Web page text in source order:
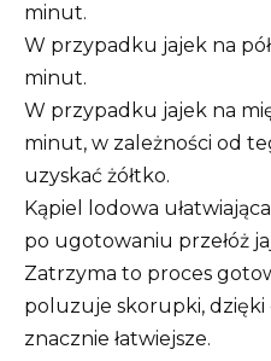
minut.
W przypadku jajek na
minut.
W przypadku jajek na
minut, w zależności od
uzyskać żółtko.
Kąpiel lodowa
po ugotowaniu przełóż
Zatrzyma to proces
poluzuje skorupki,
znacznie łatwiejsze.